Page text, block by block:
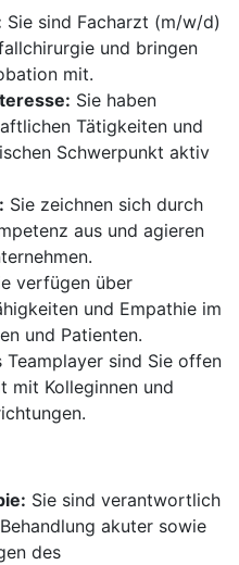
Sie sind Facharzt (m/w/d)
und bringen
mit.
Sie haben
Tätigkeiten und
Schwerpunkt aktiv
Sie zeichnen sich durch
aus und agieren
verfügen über
und Empathie im
und Patienten.
Teamplayer sind Sie offen
mit Kolleginnen und
Sie sind verantwortlich
akuter sowie
des